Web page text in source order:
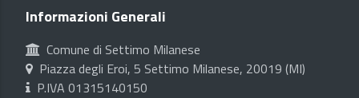
Informazioni Generali
Comune di Settimo Milanese
Piazza degli Eroi, 5 Settimo Milanese, 20019 (MI)
P.IVA 01315140150